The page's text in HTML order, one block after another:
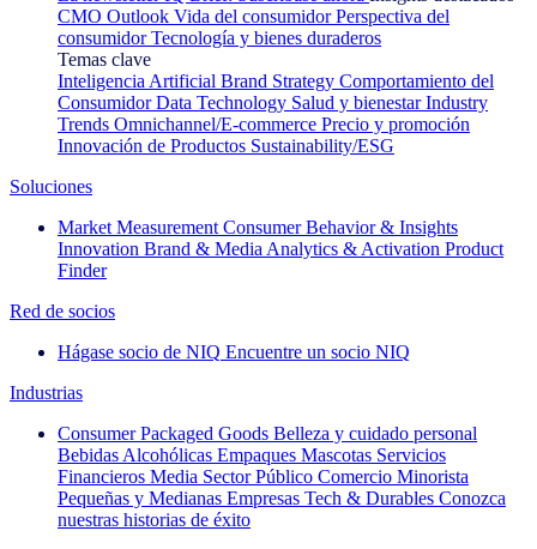
CMO Outlook Vida del consumidor Perspectiva del
consumidor Tecnología y bienes duraderos
Temas clave
Inteligencia Artificial Brand Strategy Comportamiento del
Consumidor Data Technology Salud y bienestar Industry
Trends Omnichannel/E-commerce Precio y promoción
Innovación de Productos Sustainability/ESG
Soluciones
Market Measurement Consumer Behavior & Insights
Innovation Brand & MediaAnalytics & Activation Product
Finder
Red de socios
Hágase socio de NIQ Encuentre un socio NIQ
Industrias
Consumer Packaged Goods Belleza y cuidado personal
Bebidas Alcohólicas Empaques Mascotas Servicios
Financieros Media Sector Público Comercio Minorista
Pequeñas y Medianas Empresas Tech & Durables Conozca
nuestras historias de éxito